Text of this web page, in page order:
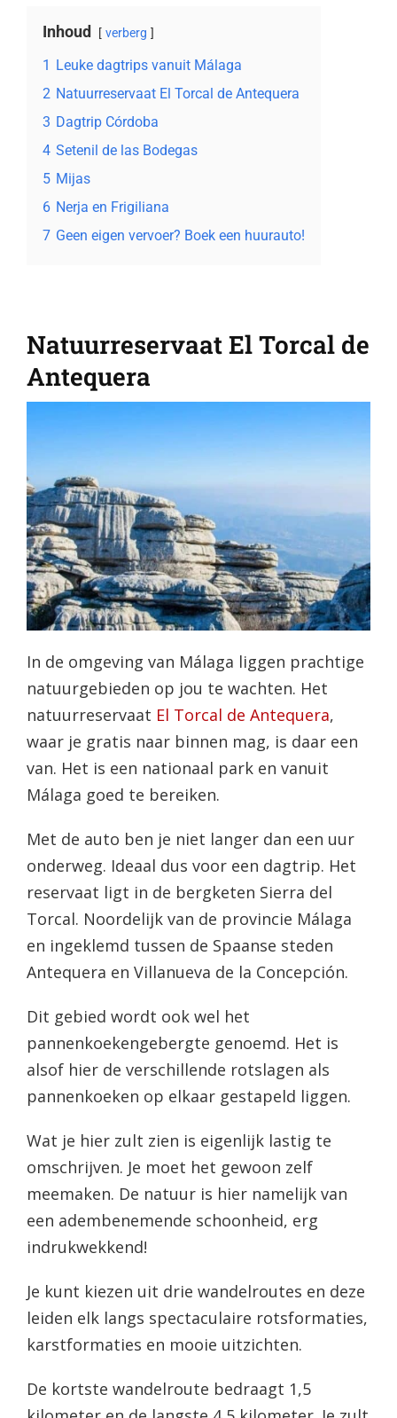
Inhoud verberg
1 Leuke dagtrips vanuit Málaga
2 Natuurreservaat El Torcal de Antequera
3 Dagtrip Córdoba
4 Setenil de las Bodegas
5 Mijas
6 Nerja en Frigiliana
7 Geen eigen vervoer? Boek een huurauto!
Natuurreservaat El Torcal de
Antequera
In de omgeving van Málaga liggen prachtige
natuurgebieden op jou te wachten. Het
natuurreservaat El Torcal de Antequera,
waar je gratis naar binnen mag, is daar een
van. Het is een nationaal park en vanuit
Málaga goed te bereiken.
Met de auto ben je niet langer dan een uur
onderweg. Ideaal dus voor een dagtrip. Het
reservaat ligt in de bergketen Sierra del
Torcal. Noordelijk van de provincie Málaga
en ingeklemd tussen de Spaanse steden
Antequera en Villanueva de la Concepción.
Dit gebied wordt ook wel het
pannenkoekengebergte genoemd. Het is
alsof hier de verschillende rotslagen als
pannenkoeken op elkaar gestapeld liggen.
Wat je hier zult zien is eigenlijk lastig te
omschrijven. Je moet het gewoon zelf
meemaken. De natuur is hier namelijk van
een adembenemende schoonheid, erg
indrukwekkend!
Je kunt kiezen uit drie wandelroutes en deze
leiden elk langs spectaculaire rotsformaties,
karstformaties en mooie uitzichten.
De kortste wandelroute bedraagt 1,5